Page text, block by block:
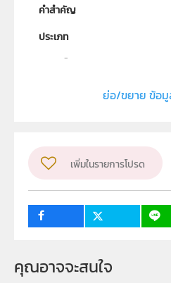
คำสำคัญ
ประเภท
ระดับชั้น
กลุ่มเป้าหมาย
ย่อ/ขยาย ข้อมู
เพิ่มในรายการโปรด
คุณอาจจะสนใจ